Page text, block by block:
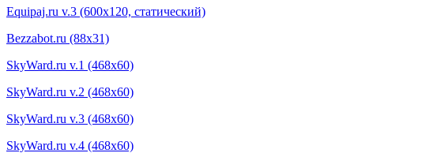
Equipaj.ru v.3 (600x120, статический)
Bezzabot.ru (88x31)
SkyWard.ru v.1 (468x60)
SkyWard.ru v.2 (468x60)
SkyWard.ru v.3 (468x60)
SkyWard.ru v.4 (468x60)